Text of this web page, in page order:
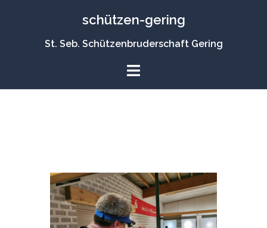
schützen-gering
St. Seb. Schützenbruderschaft Gering